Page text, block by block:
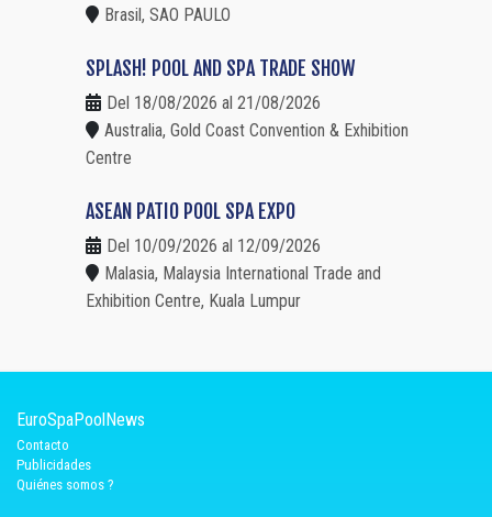
Brasil, SAO PAULO
SPLASH! POOL AND SPA TRADE SHOW
Del 18/08/2026 al 21/08/2026
Australia, Gold Coast Convention & Exhibition
Centre
ASEAN PATIO POOL SPA EXPO
Del 10/09/2026 al 12/09/2026
Malasia, Malaysia International Trade and
Exhibition Centre, Kuala Lumpur
EuroSpaPoolNews
Contacto
Publicidades
Quiénes somos ?